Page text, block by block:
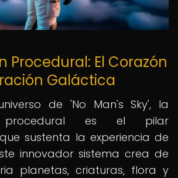
Procedural: El Corazón
Galáctica
de 'No Man's Sky', la
procedural es el pilar
sustenta la experiencia de
innovador sistema crea de
planetas, criaturas, flora y